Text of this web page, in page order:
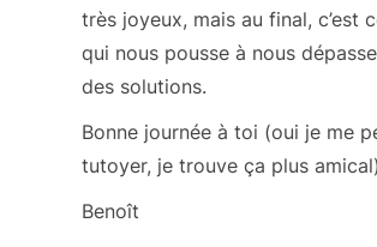
très joyeux, mais au final, c’est
qui nous pousse à nous
des solutions.
Bonne journée à toi (oui je me
tutoyer, je trouve ça plus amical)
Benoît